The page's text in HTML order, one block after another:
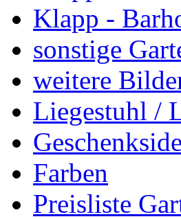
Klapp -
sonstige
weitere
Liegestuhl /
Farben
Preisliste